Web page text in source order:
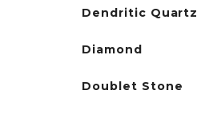
Dendritic Quartz
Diamond
Doublet Stone